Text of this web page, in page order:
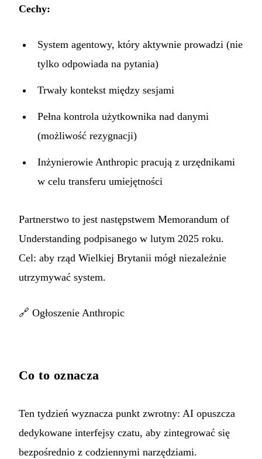
Cechy:
System agentowy, który aktywnie prowadzi (nie
tylko odpowiada na pytania)
Trwały kontekst między sesjami
Pełna kontrola użytkownika nad danymi
(możliwość rezygnacji)
Inżynierowie Anthropic pracują z urzędnikami
w celu transferu umiejętności
Partnerstwo to jest następstwem Memorandum of
Understanding podpisanego w lutym 2025 roku.
Cel: aby rząd Wielkiej Brytanii mógł niezależnie
utrzymywać system.
🔗 Ogłoszenie Anthropic
Co to oznacza
Ten tydzień wyznacza punkt zwrotny: AI opuszcza
dedykowane interfejsy czatu, aby zintegrować się
bezpośrednio z codziennymi narzędziami.